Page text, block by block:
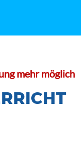
mehr möglich